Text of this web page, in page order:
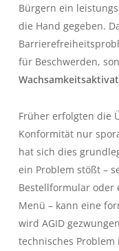
Bürgern ein
die Hand gegeben.
für Beschwerden,
Früher erfolgten die
Konformität nur
hat sich dies
ein Problem stößt –
Bestellformular oder
Menü – kann eine
wird AGID
technisches